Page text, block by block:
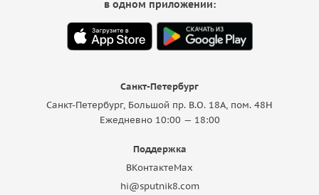
Санкт-Петербург
Санкт-Петербург, Большой пр. В.О. 18A, пом. 48Н
Ежедневно 10:00 — 18:00
Поддержка
ВКонтактеMax
hi@sputnik8.com
в одном приложении: